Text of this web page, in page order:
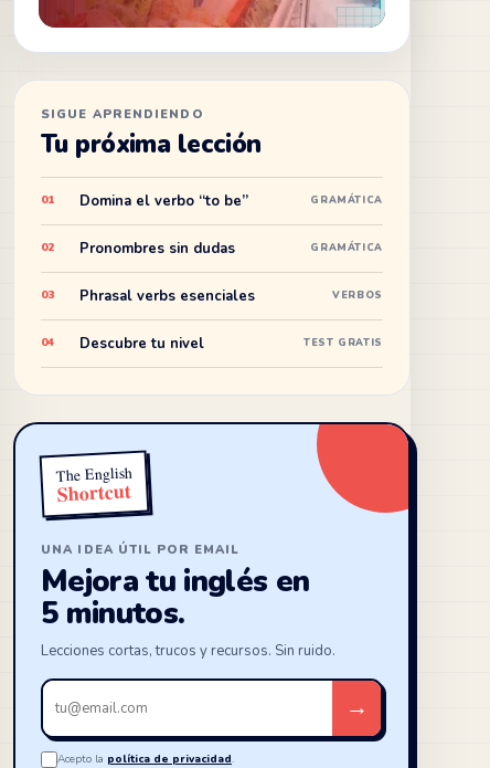
SIGUE APRENDIENDO
Tu próxima lección
01 Domina el verbo “to be” GRAMÁTICA
02 Pronombres sin dudas GRAMÁTICA
03 Phrasal verbs esenciales VERBOS
04 Descubre tu nivel TEST GRATIS
The English
Shortcut
UNA IDEA ÚTIL POR EMAIL
Mejora tu inglés en
5 minutos.
Lecciones cortas, trucos y recursos. Sin ruido.
Tu
email
→
Acepto la política de privacidad.